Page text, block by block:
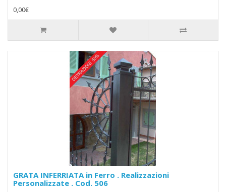
0,00€
GRATA INFERRIATA in Ferro . Realizzazioni
Personalizzate . Cod. 506